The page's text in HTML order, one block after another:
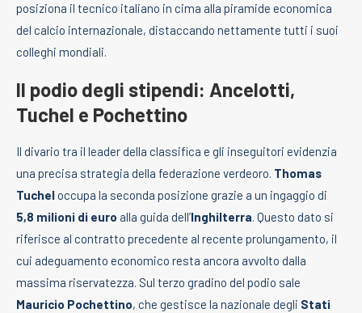
posiziona il tecnico italiano in cima alla piramide economica
del calcio internazionale, distaccando nettamente tutti i suoi
colleghi mondiali.
Il podio degli stipendi: Ancelotti,
Tuchel e Pochettino
Il divario tra il leader della classifica e gli inseguitori evidenzia
una precisa strategia della federazione verdeoro. Thomas
Tucheloccupa la seconda posizione grazie a un ingaggio di
5,8 milioni di euro alla guida dell’Inghilterra. Questo dato si
riferisce al contratto precedente al recente prolungamento, il
cui adeguamento economico resta ancora avvolto dalla
massima riservatezza. Sul terzo gradino del podio sale
Mauricio Pochettino, che gestisce la nazionale degli Stati